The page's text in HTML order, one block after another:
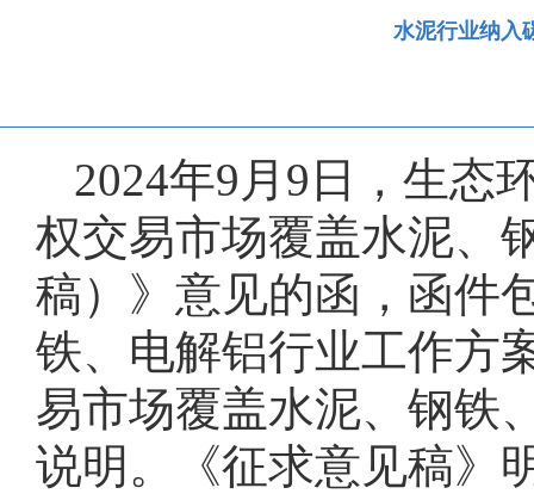
水泥行业纳入
2024年9月9日，生态
权交易市场覆盖水泥、
稿）》意见的函，函件
铁、电解铝行业工作方
易市场覆盖水泥、钢铁
说明。《征求意见稿》